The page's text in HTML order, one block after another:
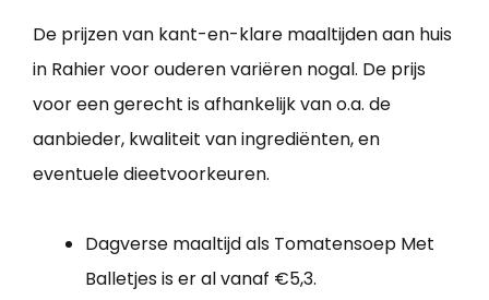
De prijzen van kant-en-klare maaltijden aan huis
in Rahier voor ouderen variëren nogal. De prijs
voor een gerecht is afhankelijk van o.a. de
aanbieder, kwaliteit van ingrediënten, en
eventuele dieetvoorkeuren.
Dagverse maaltijd als Tomatensoep Met
Balletjes is er al vanaf €5,3.